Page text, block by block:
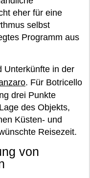
eher für eine
selbst
Programm aus
Unterkünfte in der
. Für Botricello
drei Punkte
des Objekts,
Küsten- und
Reisezeit.
von